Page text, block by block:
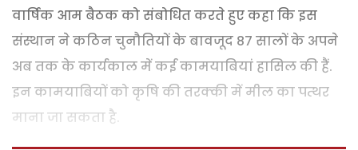
वार्षिक आम बैठक को संबोधित करते हुए कहा कि इस
संस्थान ने कठिन चुनौतियों के बावजूद 87 सालों के अपने
अब तक के कार्यकाल में कई कामयाबियां हासिल की हैं.
इन कामयाबियों को कृषि की तरक्की में मील का पत्थर
माना जा सकता है.